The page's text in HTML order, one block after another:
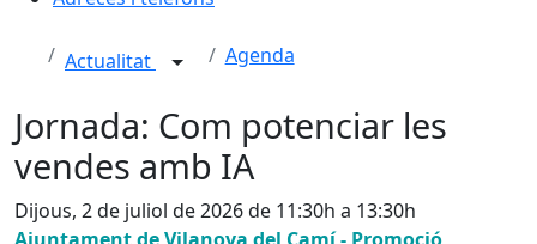
Actualitat Agenda
Jornada: Com potenciar les
vendes amb IA
Dijous, 2 de juliol de 2026 de 11:30h a 13:30h